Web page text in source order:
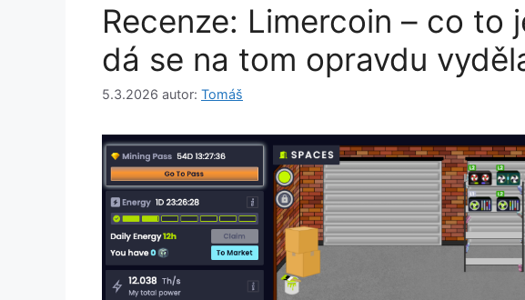
Recenze: Limercoin – co to
dá se na tom opravdu
5.3.2026 autor: Tomáš